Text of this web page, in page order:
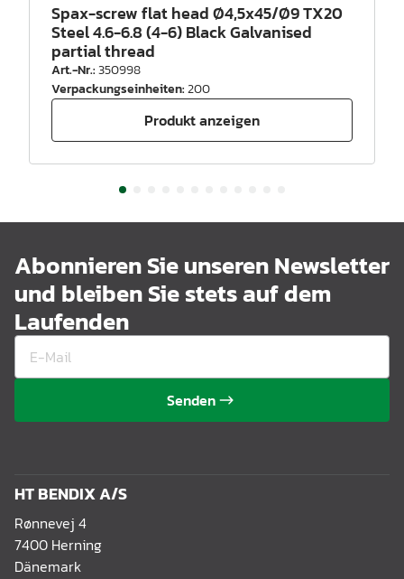
Spax-screw flat head Ø4,5x45/Ø9 TX20
Steel 4.6-6.8 (4-6) Black Galvanised
partial thread
Art.-Nr.:350998
Verpackungseinheiten:200
Produkt anzeigen
Abonnieren Sie unseren Newsletter
und bleiben Sie stets auf dem
Laufenden
Senden
HT BENDIX A/S
Rønnevej 4
7400 Herning
Dänemark